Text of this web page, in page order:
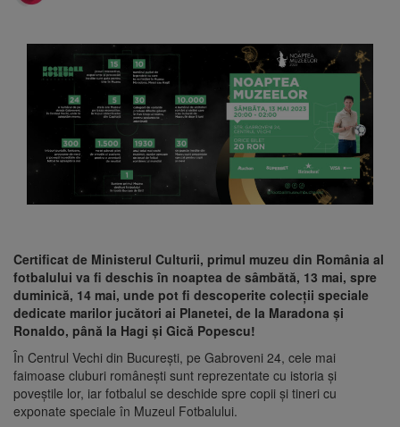
8 august 2026
Se schimbă examenul de
medic specialist. Subiecte unice în toată țara,
aceeași oră și același barem
Certificat de Ministerul Culturii, primul muzeu din România al
fotbalului va fi deschis în noaptea de sâmbătă, 13 mai, spre
duminică, 14 mai, unde pot fi descoperite colecții speciale
dedicate marilor jucători ai Planetei, de la Maradona și
Ronaldo, până la Hagi și Gică Popescu!
În Centrul Vechi din București, pe Gabroveni 24, cele mai
faimoase cluburi românești sunt reprezentate cu istoria și
poveștile lor, iar fotbalul se deschide spre copii și tineri cu
exponate speciale în Muzeul Fotbalului.